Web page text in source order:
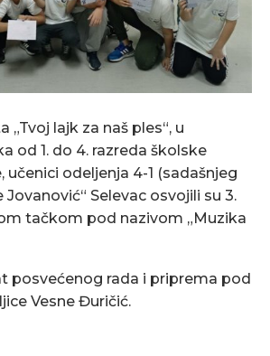
„Tvoj lajk za naš ples“, u
od 1. do 4. razreda školske
učenici odeljenja 4-1 (sadašnjeg
Jovanović“ Selevac osvojili su 3.
tačkom pod nazivom „Muzika
posvećenog rada i priprema pod
Vesne Đuričić.